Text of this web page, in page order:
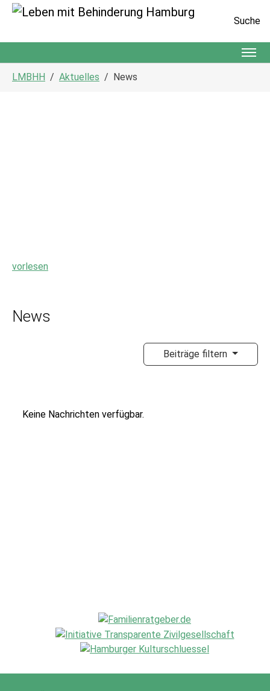
Suche
LMBHH Aktuelles News
vorlesen
News
Beiträge filtern
Keine Nachrichten verfügbar.